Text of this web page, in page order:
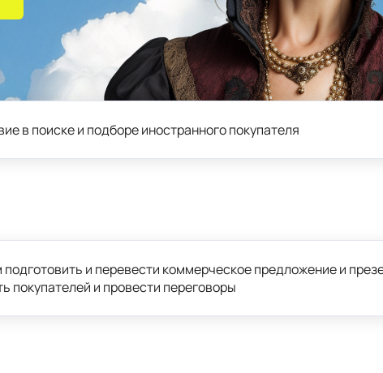
в поиске и подборе иностранного покупателя
и перевести коммерческое предложение и
покупателей и провести переговоры